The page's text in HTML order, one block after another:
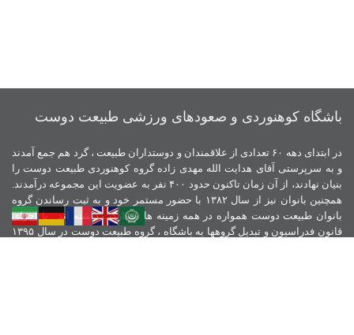
باشگاه کوهنوردی و صعودهای ورزشی طبیعت دوست
در ابتدای دهه ۶۰ تعدادی از علاقمندان و دوستداران طبیعت ، گرد هم جمع آمدند
و به سرپرستی آقای هدایت الله مهدی زاده گروه کوهنوردی طبیعت دوست را
بنیان نهادند، از آن زمان تاکنون حدود ۴۰۰ نفر به عضویت این مجموعه درآمدند.
همچنین بانوان نیز از سال ۱۳۸۲ با حضور مستمر خود و به ثبت رساندن گروه
بانوان طبیعت دوست همواره در همه زمینه ها مشارکت داشته اند . با اجرای
قانون فدراسیون و تبدیل گروهها به باشگاه ، گروه طبیعت دوست در سال ۱۳۹۵